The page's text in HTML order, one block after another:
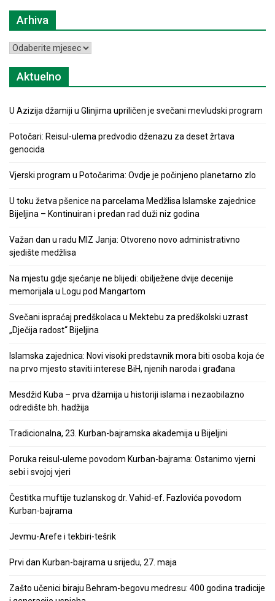
Arhiva
Arhiva
Aktuelno
U Azizija džamiji u Glinjima upriličen je svečani mevludski program
Potočari: Reisul-ulema predvodio dženazu za deset žrtava
genocida
Vjerski program u Potočarima: Ovdje je počinjeno planetarno zlo
U toku žetva pšenice na parcelama Medžlisa Islamske zajednice
Bijeljina – Kontinuiran i predan rad duži niz godina
Važan dan u radu MIZ Janja: Otvoreno novo administrativno
sjedište medžlisa
Na mjestu gdje sjećanje ne blijedi: obilježene dvije decenije
memorijala u Logu pod Mangartom
Svečani ispraćaj predškolaca u Mektebu za predškolski uzrast
„Dječija radost“ Bijeljina
Islamska zajednica: Novi visoki predstavnik mora biti osoba koja će
na prvo mjesto staviti interese BiH, njenih naroda i građana
Mesdžid Kuba – prva džamija u historiji islama i nezaobilazno
odredište bh. hadžija
Tradicionalna, 23. Kurban-bajramska akademija u Bijeljini
Poruka reisul-uleme povodom Kurban-bajrama: Ostanimo vjerni
sebi i svojoj vjeri
Čestitka muftije tuzlanskog dr. Vahid-ef. Fazlovića povodom
Kurban-bajrama
Jevmu-Arefe i tekbiri-tešrik
Prvi dan Kurban-bajrama u srijedu, 27. maja
Zašto učenici biraju Behram-begovu medresu: 400 godina tradicije